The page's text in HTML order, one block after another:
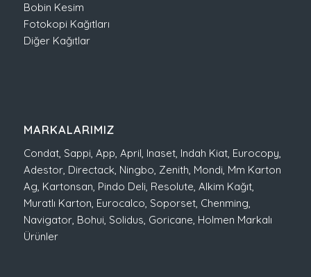
Bobin Kesim
Fotokopi Kağıtları
Diğer Kağıtlar
MARKALARIMIZ
Condat, Sappi App April Inaset, Indah Kiat, Eurocopy
Adestor, Directack Ningbo Zenith Mondi Mm Karton
Ag Kartonsan Pindo Deli Resolute Alkim Kağıt,
Muratlı Karton Eurocalco Soporset, Chenming
Navigator, Bohui Solidus Goricane Holmen Markalı
Ürünler